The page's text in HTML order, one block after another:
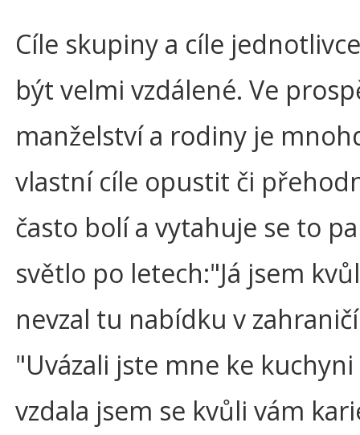
Cíle skupiny a cíle
být velmi vzdálené. Ve
manželství a rodiny je
vlastní cíle opustit či
často bolí a vytahuje se to
světlo po letech:"Já jsem
nevzal tu nabídku v
"Uvázali jste mne ke kuchyni
vzdala jsem se kvůli vám